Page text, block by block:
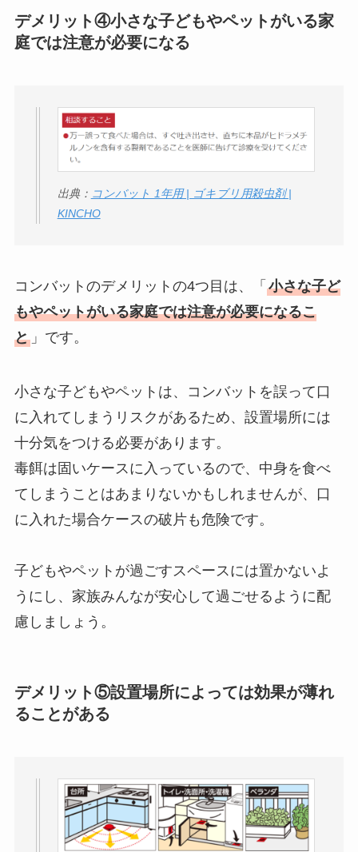
デメリット④小さな子どもやペットがいる家
庭では注意が必要になる
出典： コンバット 1年用 | ゴキブリ用殺虫剤 |
KINCHO
コンバットのデメリットの4つ目は、「 小さな子ど
もやペットがいる家庭では注意が必要になるこ
と」です。
小さな子どもやペットは、コンバットを誤って口
に入れてしまうリスクがあるため、設置場所には
十分気をつける必要があります。
毒餌は固いケースに入っているので、中身を食べ
てしまうことはあまりないかもしれませんが、口
に入れた場合ケースの破片も危険です。
子どもやペットが過ごすスペースには置かないよ
うにし、家族みんなが安心して過ごせるように配
慮しましょう。
デメリット⑤設置場所によっては効果が薄れ
ることがある